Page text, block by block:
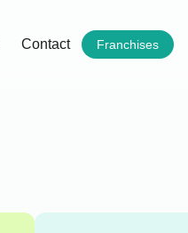
Contact Franchises